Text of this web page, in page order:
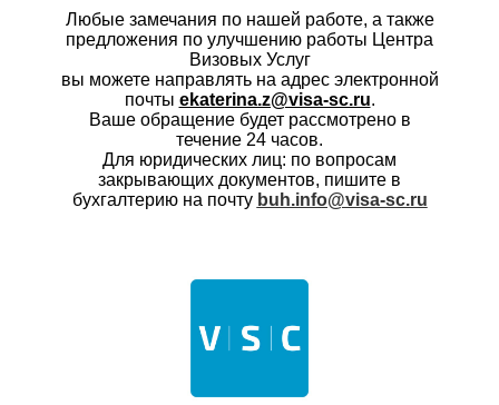
Любые замечания по нашей работе, а также
предложения по улучшению работы Центра
Визовых Услуг
вы можете направлять на адрес электронной
почты ekaterina.z@visa-sc.ru.
Ваше обращение будет рассмотрено в
течение 24 часов.
Для юридических лиц: по вопросам
закрывающих документов, пишите в
бухгалтерию на почту buh.info@visa-sc.ru